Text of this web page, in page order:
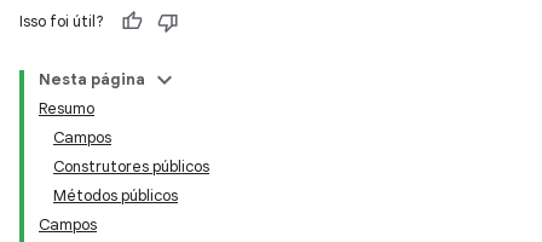
Isso foi útil?
Nesta página
Resumo
Campos
Construtores públicos
Métodos públicos
Campos